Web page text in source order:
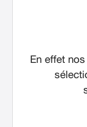
En effet